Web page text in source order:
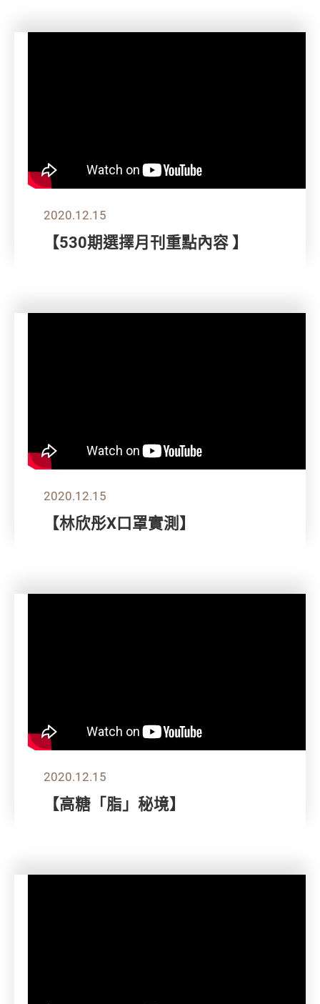
2020.12.15
【530期選擇月刊重點內容 】
2020.12.15
【林欣彤X口罩實測】
2020.12.15
【高糖「脂」秘境】